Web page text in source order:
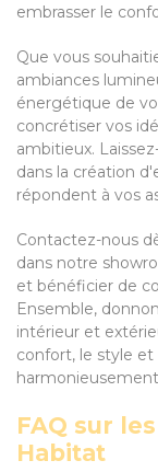
embrasser le
Que vous
ambiances
énergétique de
concrétiser vos
ambitieux.
dans la création
répondent à vos
Contactez-nous
dans notre
et bénéficier de
Ensemble,
intérieur et
confort, le style
FAQ sur
Habitat